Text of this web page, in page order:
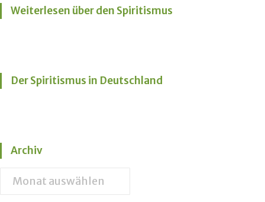
Weiterlesen über den Spiritismus
Der Spiritismus in Deutschland
Archiv